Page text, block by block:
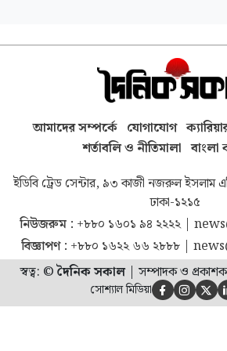
আমাদের সম্পর্কে যোগাযোগ
শর্তাবলি ও নীতিমালা বাংলা
ইডিবি ট্রেড সেন্টার, ৯৩ কাজী নজরুল ইসলাম
ঢাকা-১২১৫
নিউজরুম : +৮৮০ ১৬০১ ৯৪ ২২২২|
বিজ্ঞাপণ : +৮৮০ ১৬২২ ৬৬ ২৮৮৮|
স্বত্ব: ©দৈনিক সকাল| সম্পাদক ও
সোশ্যাল মিডিয়া   